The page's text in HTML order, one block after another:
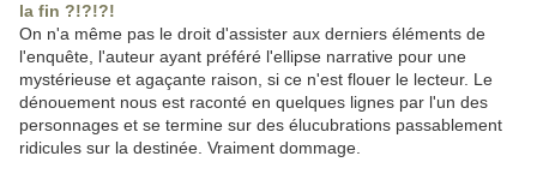
la fin ?!?!?!
On n'a même pas le droit d'assister aux derniers éléments de
l'enquête, l'auteur ayant préféré l'ellipse narrative pour une
mystérieuse et agaçante raison, si ce n'est flouer le lecteur. Le
dénouement nous est raconté en quelques lignes par l'un des
personnages et se termine sur des élucubrations passablement
ridicules sur la destinée. Vraiment dommage.